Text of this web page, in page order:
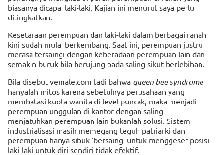
biasanya dicapai laki-laki. Kajian ini menurut saya perlu
ditingkatkan.
Kesetaraan perempuan dan laki-laki dalam berbagai ranah
kini sudah mulai berkembang. Saat ini, perempuan justru
merasa tersaingi dengan keberadaan perempuan lain dan
semakin buruk bila berujung pada saling sikut berlebihan.
Bila disebut vemale.com tadi bahwa queen bee syndrome
hanyalah mitos karena sebetulnya perusahaan yang
membatasi kuota wanita di level puncak, maka menjadi
perempuan unggulan di kantor dengan saling
menjatuhkan perempuan lain bukanlah solusi. Sistem
industrialisasi masih memegang teguh patriarki dan
perempuan hanya sibuk ‘bersaing’ untuk menggeser posisi
laki-laki untuk diri sendiri tidak efektif.